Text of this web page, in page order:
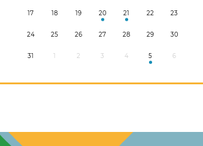
17 18 19 20 21 22 23
24 25 26 27 28 29 30
31 1 2 3 4 5 6